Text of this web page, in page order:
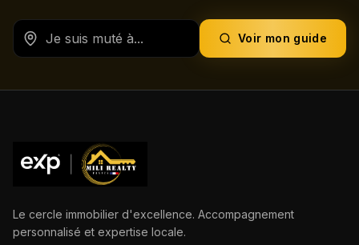
Voir mon guide
Le cercle immobilier d'excellence. Accompagnement
personnalisé et expertise locale.